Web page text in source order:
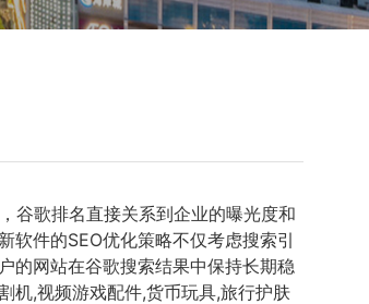
谷歌排名直接关系到企业的曝光度和
软件的SEO优化策略不仅考虑搜索引
的网站在谷歌搜索结果中保持长期稳
机,视频游戏配件,货币玩具,旅行护肤